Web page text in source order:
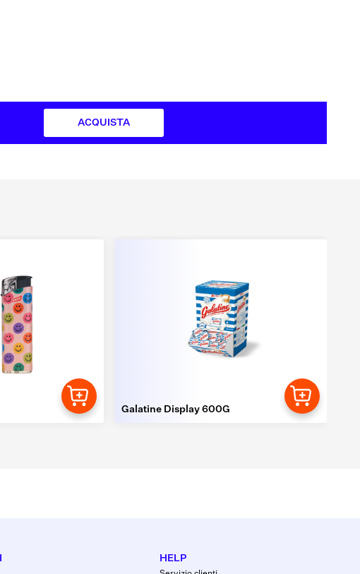
ACQUISTA
Galatine Display 600G
HELP